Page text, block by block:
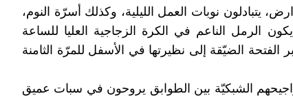
يتبادلون نوبات العمل الليلية، وكذلك أسرّة النوم،
الرمل الناعم في الكرة الزجاجية العليا للساعة
الفتحة الضيّقة إلى نظيرتها في الأسفل للمرّة الثامنة
الشبكيّة بين الطوابق يروحون في سبات عميق